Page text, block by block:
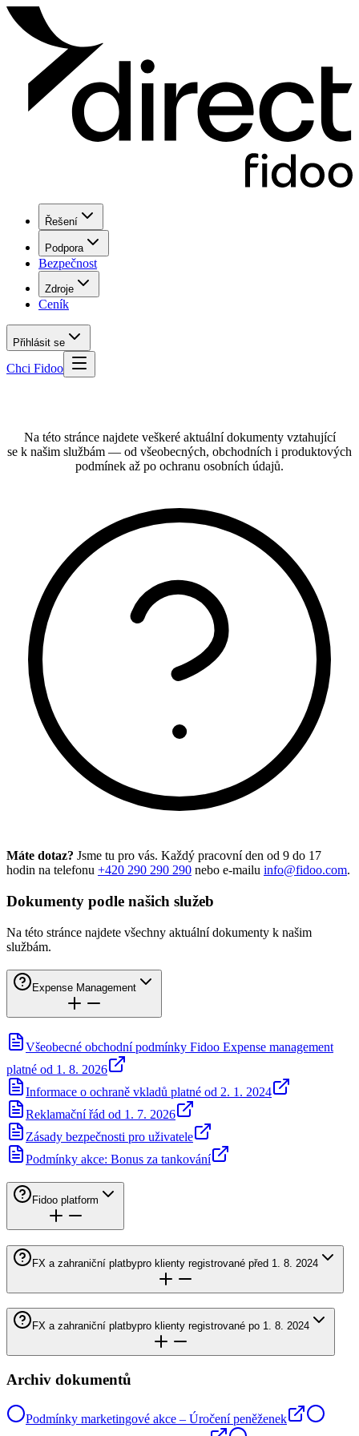
Řešení
Podpora
Bezpečnost
Zdroje
Ceník
Přihlásit se
Chci Fidoo
Na této stránce najdete veškeré aktuální dokumenty vztahující
se k našim službám — od všeobecných, obchodních i produktových
podmínek až po ochranu osobních údajů.
Máte dotaz? Jsme tu pro vás. Každý pracovní den od 9 do 17
hodin na telefonu +420 290 290 290 nebo e-mailu info@fidoo.com.
Dokumenty podle našich služeb
Na této stránce najdete všechny aktuální dokumenty k našim
službám.
Expense Management
Všeobecné obchodní podmínky Fidoo Expense management
platné od 1. 8. 2026
Informace o ochraně vkladů platné od 2. 1. 2024
Reklamační řád od 1. 7. 2026
Zásady bezpečnosti pro uživatele
Podmínky akce: Bonus za tankování
Fidoo platform
FX a zahraniční platbypro klienty registrované před 1. 8. 2024
FX a zahraniční platbypro klienty registrované po 1. 8. 2024
Archiv dokumentů
Podmínky marketingové akce – Úročení peněženek